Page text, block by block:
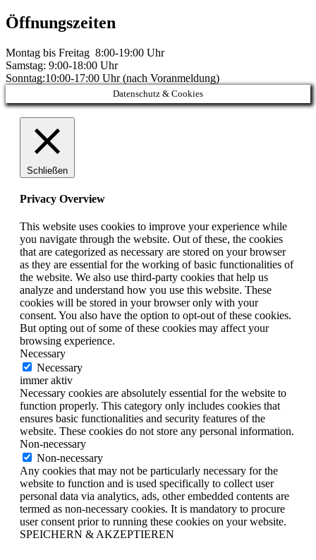
Öffnungszeiten
Montag bis Freitag 8:00-19:00 Uhr
Samstag: 9:00-18:00 Uhr
Sonntag:10:00-17:00 Uhr (nach Voranmeldung)
Datenschutz & Cookies
Schließen
Privacy Overview
This website uses cookies to improve your experience while
you navigate through the website. Out of these, the cookies
that are categorized as necessary are stored on your browser
as they are essential for the working of basic functionalities of
the website. We also use third-party cookies that help us
analyze and understand how you use this website. These
cookies will be stored in your browser only with your
consent. You also have the option to opt-out of these cookies.
But opting out of some of these cookies may affect your
browsing experience.
Necessary
Necessary
immer aktiv
Necessary cookies are absolutely essential for the website to
function properly. This category only includes cookies that
ensures basic functionalities and security features of the
website. These cookies do not store any personal information.
Non-necessary
Non-necessary
Any cookies that may not be particularly necessary for the
website to function and is used specifically to collect user
personal data via analytics, ads, other embedded contents are
termed as non-necessary cookies. It is mandatory to procure
user consent prior to running these cookies on your website.
SPEICHERN & AKZEPTIEREN